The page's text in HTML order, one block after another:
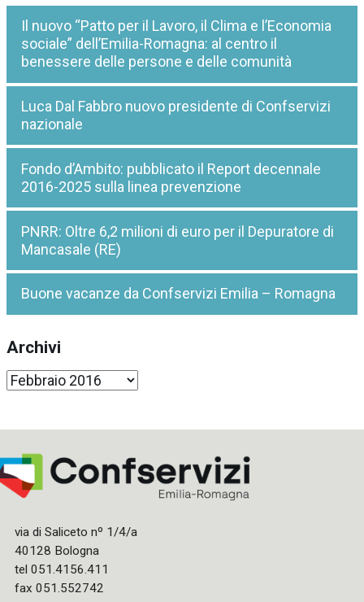
Il nuovo “Patto per il Lavoro, il Clima e l’Economia
sociale” dell’Emilia-Romagna: al centro il
benessere delle persone e delle comunità
Luca Dal Fabbro nuovo presidente di Confservizi
nazionale
Fondo d’Ambito: pubblicato il Report decennale
2016-2025 sulla linea prevenzione
PNRR: Oltre 6,2 milioni di euro per il Depuratore di
Mancasale (RE)
Buone vacanze da Confservizi Emilia – Romagna
Archivi
Archivi
via di Saliceto nº 1/4/a
40128 Bologna
tel 051.4156.411
fax 051.552742